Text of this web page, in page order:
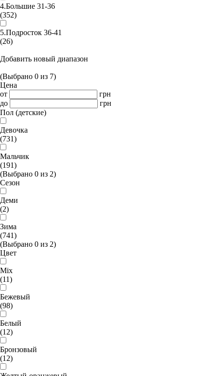
4.Большие 31-36
(352)
5.Подросток 36-41
(26)
Добавить новый диапазон
(Выбрано 0 из 7)
Цена
от
грн
до
грн
Пол (детские)
Девочка
(731)
Мальчик
(191)
(Выбрано 0 из 2)
Сезон
Деми
(2)
Зима
(741)
(Выбрано 0 из 2)
Цвет
Mix
(11)
Бежевый
(98)
Белый
(12)
Бронзовый
(12)